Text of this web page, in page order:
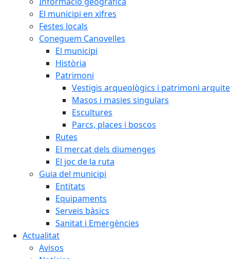
El municipi en xifres
Festes locals
Coneguem Canovelles
El municipi
Història
Patrimoni
Vestigis arqueològics i patrimoni
Masos i masies singulars
Escultures
Parcs, places i boscos
Rutes
El mercat dels diumenges
El joc de la ruta
Guia del municipi
Entitats
Equipaments
Serveis bàsics
Sanitat i Emergències
Actualitat
Avisos